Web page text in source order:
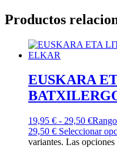
Productos
EUSKARA
19,95 € - 29,50 €
29,50 € Seleccionar
variantes. Las